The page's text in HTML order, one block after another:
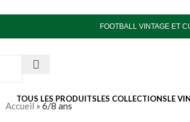
FOOTBALL VINTAGE ET
TOUS LES PRODUITSLES COLLECTIONSLE
Accueil » 6/8 ans